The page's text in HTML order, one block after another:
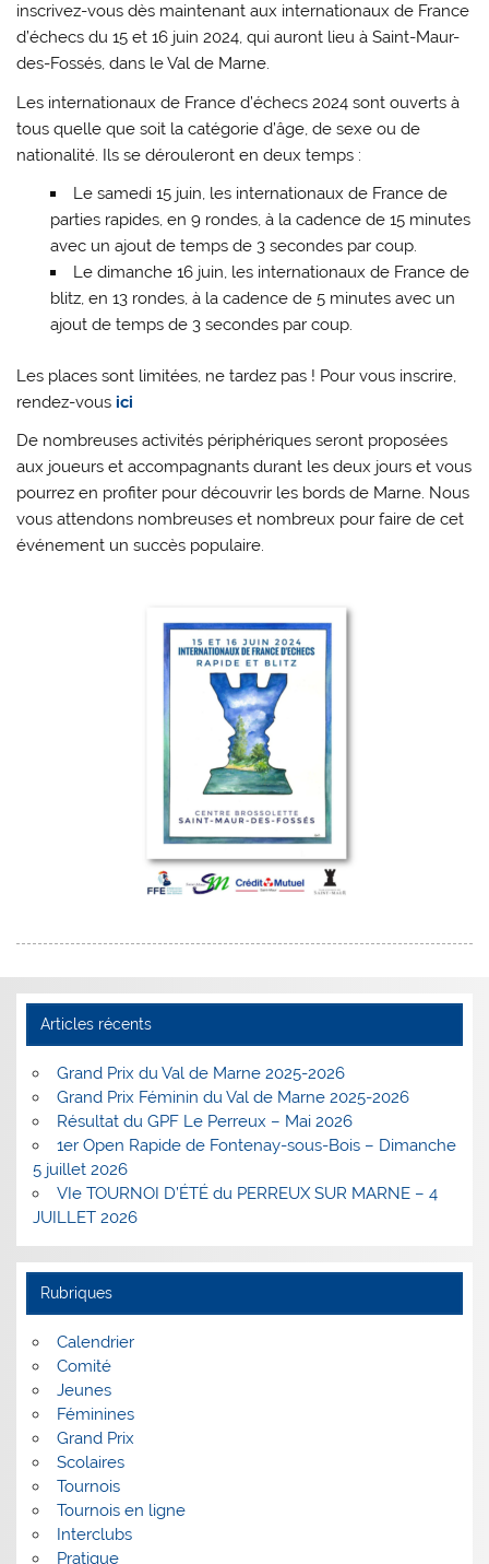
inscrivez-vous dès maintenant aux internationaux de France
d’échecs du 15 et 16 juin 2024, qui auront lieu à Saint-Maur-
des-Fossés, dans le Val de Marne.
Les internationaux de France d’échecs 2024 sont ouverts à
tous quelle que soit la catégorie d’âge, de sexe ou de
nationalité. Ils se dérouleront en deux temps :
Le samedi 15 juin, les internationaux de France de
parties rapides, en 9 rondes, à la cadence de 15 minutes
avec un ajout de temps de 3 secondes par coup.
Le dimanche 16 juin, les internationaux de France de
blitz, en 13 rondes, à la cadence de 5 minutes avec un
ajout de temps de 3 secondes par coup.
Les places sont limitées, ne tardez pas ! Pour vous inscrire,
rendez-vous ici
De nombreuses activités périphériques seront proposées
aux joueurs et accompagnants durant les deux jours et vous
pourrez en profiter pour découvrir les bords de Marne. Nous
vous attendons nombreuses et nombreux pour faire de cet
événement un succès populaire.
Articles récents
Grand Prix du Val de Marne 2025-2026
Grand Prix Féminin du Val de Marne 2025-2026
Résultat du GPF Le Perreux – Mai 2026
1er Open Rapide de Fontenay-sous-Bois – Dimanche
5 juillet 2026
VIe TOURNOI D’ÉTÉ du PERREUX SUR MARNE – 4
JUILLET 2026
Rubriques
Calendrier
Comité
Jeunes
Féminines
Grand Prix
Scolaires
Tournois
Tournois en ligne
Interclubs
Pratique